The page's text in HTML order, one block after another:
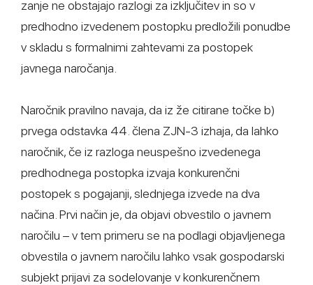
zanje ne obstajajo razlogi za izključitev in so v
predhodno izvedenem postopku predložili ponudbe
v skladu s formalnimi zahtevami za postopek
javnega naročanja.
Naročnik pravilno navaja, da iz že citirane točke b)
prvega odstavka 44. člena ZJN-3 izhaja, da lahko
naročnik, če iz razloga neuspešno izvedenega
predhodnega postopka izvaja konkurenčni
postopek s pogajanji, slednjega izvede na dva
načina. Prvi način je, da objavi obvestilo o javnem
naročilu – v tem primeru se na podlagi objavljenega
obvestila o javnem naročilu lahko vsak gospodarski
subjekt prijavi za sodelovanje v konkurenčnem